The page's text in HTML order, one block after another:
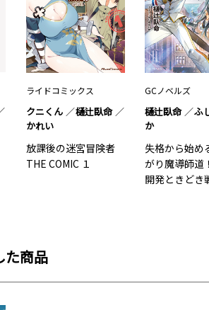
ライドコミックス
クニくん
樋辻臥命
かれい
放課後の迷宮冒険者
THE COMIC １
GCノベルズ
樋辻臥命
ふ
か
失格から始め
がり魔導師道
開発ときどき
た商品